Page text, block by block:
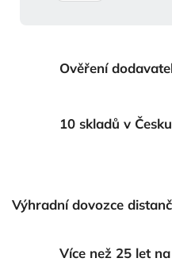
Ověření
10 skladů v
Výhradní dovozce
Více než 25 let